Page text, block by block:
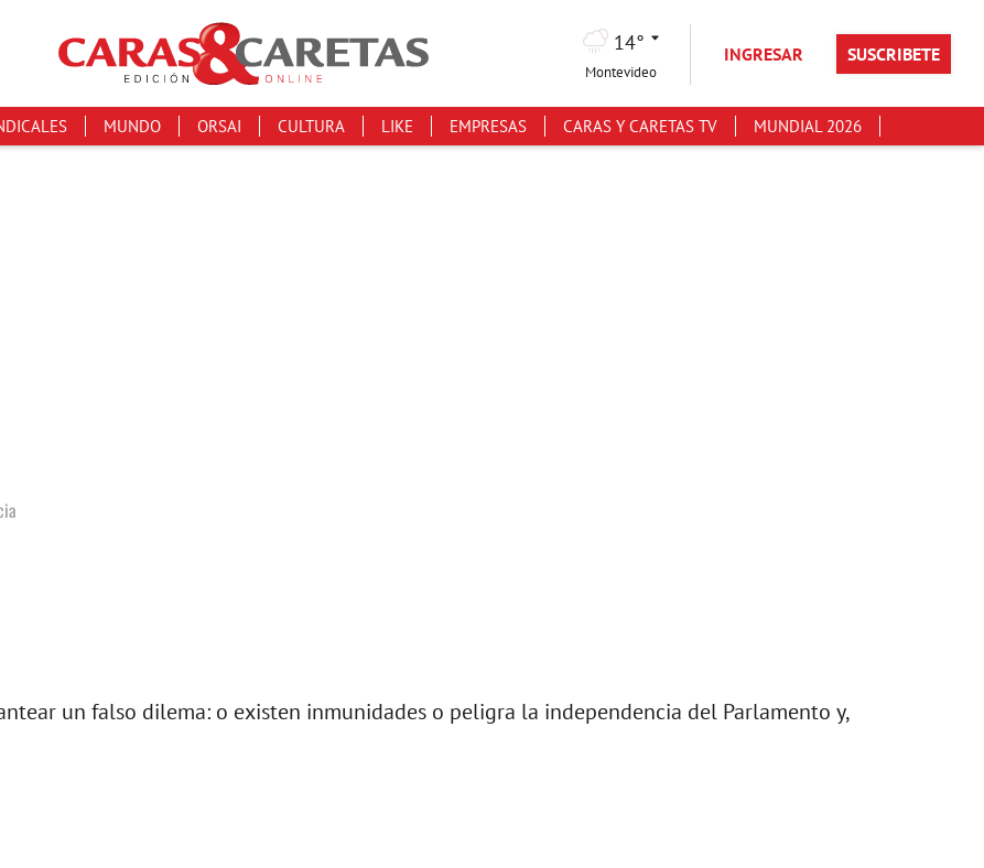
14°
Montevideo
INGRESAR SUSCRIBETE
MUNDO ORSAI CULTURA LIKE EMPRESAS CARAS Y CARETAS TV MUNDIAL 2026
un falso dilema: o existen inmunidades o peligra la independencia del Parlamento y,